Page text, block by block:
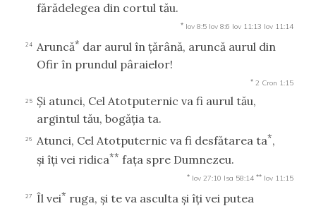
fărădelegea din cortul tău.
* Iov 8:5 Iov 8:6 Iov 11:13 Iov 11:14
24 Aruncă* dar aurul în ţărână, aruncă aurul din
Ofir în prundul pâraielor!
* 2 Cron 1:15
25
Şi atunci, Cel Atotputernic va fi aurul tău,
argintul tău, bogăţia ta.
26 Atunci, Cel Atotputernic va fi desfătarea ta*,
şi îţi vei ridica** faţa spre Dumnezeu.
* Iov 27:10 Isa 58:14 ** Iov 11:15
27 Îl vei* ruga, şi te va asculta şi îţi vei putea